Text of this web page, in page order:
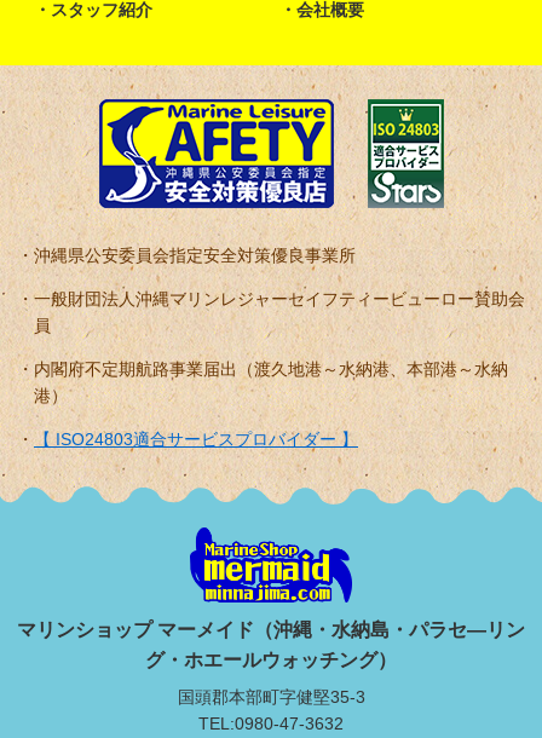
スタッフ紹介 会社概要
沖縄県公安委員会指定安全対策優良事業所
一般財団法人沖縄マリンレジャーセイフティービューロー賛助会
員
内閣府不定期航路事業届出（渡久地港～水納港、本部港～水納
港）
【 ISO24803適合サービスプロバイダー 】
マリンショップ マーメイド（沖縄・水納島・パラセ―リン
グ・ホエールウォッチング）
国頭郡本部町字健堅35-3
TEL:0980-47-3632